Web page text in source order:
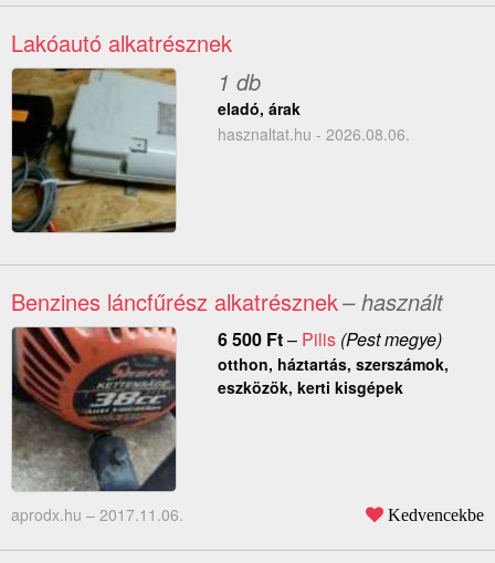
Lakóautó alkatrésznek
1 db
eladó, árak
hasznaltat.hu - 2026.08.06.
Benzines láncfűrész alkatrésznek– használt
6 500 Ft– Pilis(Pest megye)
otthon, háztartás, szerszámok,
eszközök, kerti kisgépek
aprodx.hu – 2017.11.06. Kedvencekbe